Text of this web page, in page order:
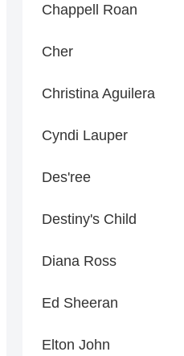
Chappell Roan
Cher
Christina Aguilera
Cyndi Lauper
Des'ree
Destiny's Child
Diana Ross
Ed Sheeran
Elton John